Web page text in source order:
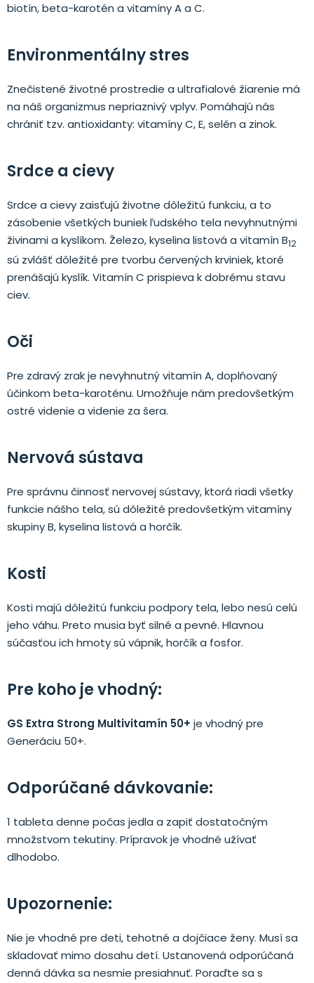
biotín, beta-karotén a vitamíny A a C.
Environmentálny stres
Znečistené životné prostredie a ultrafialové žiarenie má
na náš organizmus nepriaznivý vplyv. Pomáhajú nás
chrániť tzv. antioxidanty: vitamíny C, E, selén a zinok.
Srdce a cievy
Srdce a cievy zaisťujú životne dôležitú funkciu, a to
zásobenie všetkých buniek ľudského tela nevyhnutnými
živinami a kyslíkom. Železo, kyselina listová a vitamín B12
sú zvlášť dôležité pre tvorbu červených krviniek, ktoré
prenášajú kyslík. Vitamín C prispieva k dobrému stavu
ciev.
Oči
Pre zdravý zrak je nevyhnutný vitamín A, doplňovaný
účinkom beta-karoténu. Umožňuje nám predovšetkým
ostré videnie a videnie za šera.
Nervová sústava
Pre správnu činnosť nervovej sústavy, ktorá riadi všetky
funkcie nášho tela, sú dôležité predovšetkým vitamíny
skupiny B, kyselina listová a horčík.
Kosti
Kosti majú dôležitú funkciu podpory tela, lebo nesú celú
jeho váhu. Preto musia byť silné a pevné. Hlavnou
súčasťou ich hmoty sú vápnik, horčík a fosfor.
Pre koho je vhodný:
GS Extra Strong Multivitamín 50+ je vhodný pre
Generáciu 50+.
Odporúčané dávkovanie:
1 tableta denne počas jedla a zapiť dostatočným
množstvom tekutiny. Prípravok je vhodné užívať
dlhodobo.
Upozornenie:
Nie je vhodné pre deti, tehotné a dojčiace ženy. Musí sa
skladovať mimo dosahu detí. Ustanovená odporúčaná
denná dávka sa nesmie presiahnuť. Poraďte sa s